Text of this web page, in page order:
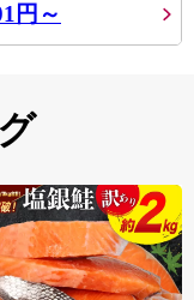
円～